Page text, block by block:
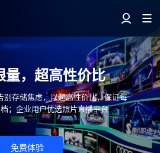
量，超高性价比
别存储焦虑，以超高性价比，保证每
；企业用户优选照片直播平台
免费体验